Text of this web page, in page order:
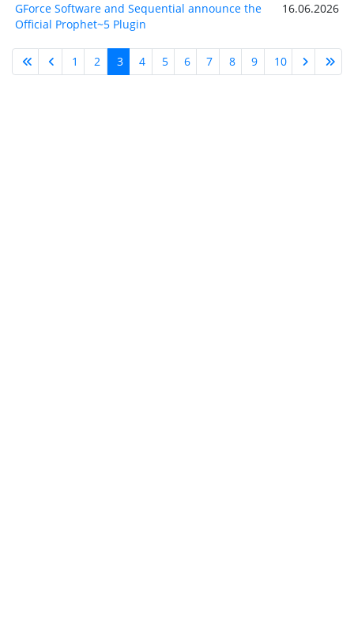
GForce Software and Sequential announce the
Official Prophet~5 Plugin
16.06.2026
1 2 3 4 5 6 7 8 9 10